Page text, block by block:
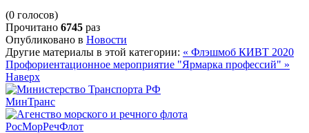
(0 голосов)
Прочитано 6745 раз
Опубликовано в Новости
Другие материалы в этой категории: « Флэшмоб КИВТ 2020
Профориентационное мероприятие "Ярмарка профессий" »
Наверх
МинТранс
РосМорРечФлот